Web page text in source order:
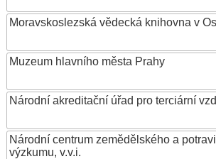
Moravskoslezská vědecká knihovna v
Muzeum hlavního města Prahy
Národní akreditační úřad pro terciární
Národní centrum zemědělského a
výzkumu, v.v.i.